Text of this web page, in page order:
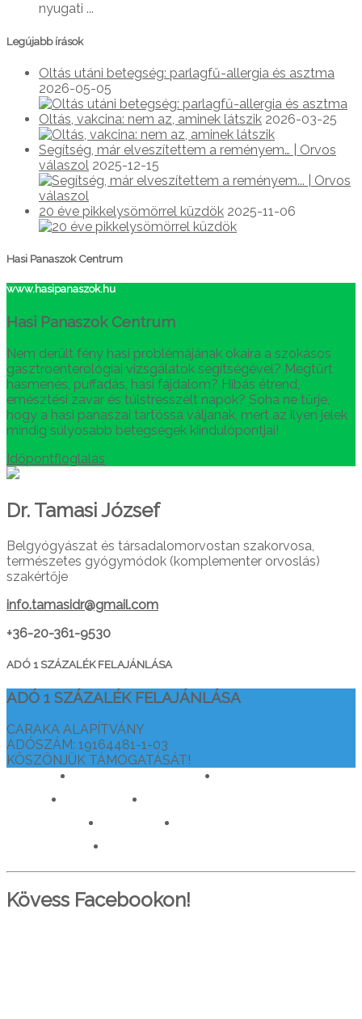
nyugati ...
Legújabb írások
Oltás utáni betegség: parlagfű-allergia és asztma
2026-05-05
Oltás, vakcina: nem az, aminek látszik 2026-03-25
Segítség, már elveszítettem a reményem… | Orvos
válaszol 2025-12-15
20 éve pikkelysömörrel küzdök 2025-11-06
Hasi Panaszok Centrum
www.hasipanaszok.hu
Hasi Panaszok Centrum
Nem derült fény hasi problémájának okaira a szokásos
gasztroenterológiai vizsgálatok segítségével? Megtűrt
hasmenés, puffadás, hasi fájdalom? Hibás étrend,
emésztési zavar és túlstresszelt napok? Soha ne tűrje,
hogy a hasi panaszai tartóssá váljanak, mert az ilyen jelek
mindig súlyosabb betegségek kiindulópontjai!
Időpontfloglalás
Dr. Tamasi József
Belgyógyászat és társadalomorvostan szakorvosa,
természetes gyógymódok (komplementer orvoslás)
szakértője
info.tamasidr@gmail.com
+36-20-361-9530
ADÓ 1 SZÁZALÉK FELAJÁNLÁSA
ADÓ 1 SZÁZALÉK FELAJÁNLÁSA
CARAKA ALAPÍTVÁNY
ADÓSZÁM: 19164481-1-03
KÖSZÖNJÜK TÁMOGATÁSÁT!
drtamasiajurveda.hu
caraka.hu
c911.info
Kövess Facebookon!